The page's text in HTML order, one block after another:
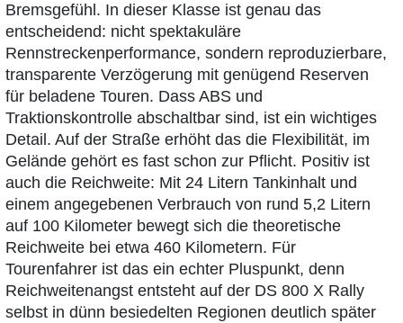
Bremsgefühl. In dieser Klasse ist genau das
entscheidend: nicht spektakuläre
Rennstreckenperformance, sondern reproduzierbare,
transparente Verzögerung mit genügend Reserven
für beladene Touren. Dass ABS und
Traktionskontrolle abschaltbar sind, ist ein wichtiges
Detail. Auf der Straße erhöht das die Flexibilität, im
Gelände gehört es fast schon zur Pflicht. Positiv ist
auch die Reichweite: Mit 24 Litern Tankinhalt und
einem angegebenen Verbrauch von rund 5,2 Litern
auf 100 Kilometer bewegt sich die theoretische
Reichweite bei etwa 460 Kilometern. Für
Tourenfahrer ist das ein echter Pluspunkt, denn
Reichweitenangst entsteht auf der DS 800 X Rally
selbst in dünn besiedelten Regionen deutlich später